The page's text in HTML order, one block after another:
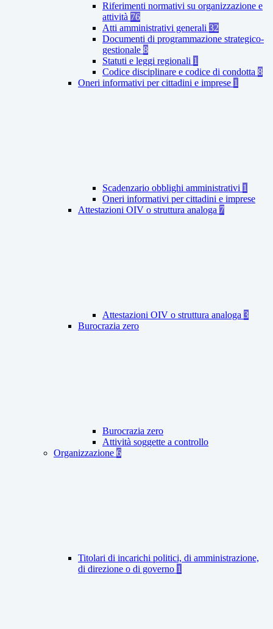
Riferimenti normativi su organizzazione e
attività 76
Atti amministrativi generali 32
Documenti di programmazione strategico-
gestionale 8
Statuti e leggi regionali 1
Codice disciplinare e codice di condotta 8
Oneri informativi per cittadini e imprese 1
Scadenzario obblighi amministrativi 1
Oneri informativi per cittadini e imprese
Attestazioni OIV o struttura analoga 7
Attestazioni OIV o struttura analoga 3
Burocrazia zero
Burocrazia zero
Attività soggette a controllo
Organizzazione 6
Titolari di incarichi politici, di amministrazione,
di direzione o di governo 1